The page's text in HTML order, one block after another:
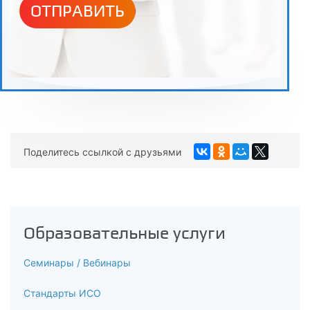
Образовательные услуги
Семинары / Вебинары
Стандарты ИСО
Подходы к управлению рисками
Методы управления рисками
6
Итоговая аттестация
ОТПРАВИТЬ
Поделитесь ссылкой с друзьями